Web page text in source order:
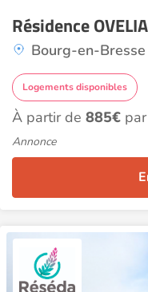
Résidence
Bourg-en-
Logements disponibles
À partir de 885€
Annonce